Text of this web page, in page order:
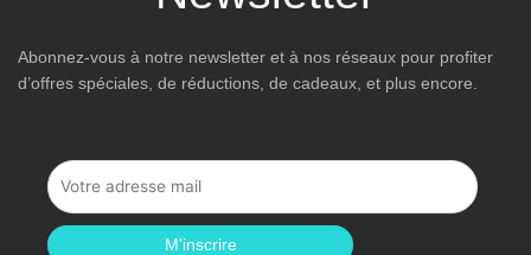
Abonnez-vous à notre newsletter et à nos réseaux pour profiter
d’offres spéciales, de réductions, de cadeaux, et plus encore.
M'inscrire